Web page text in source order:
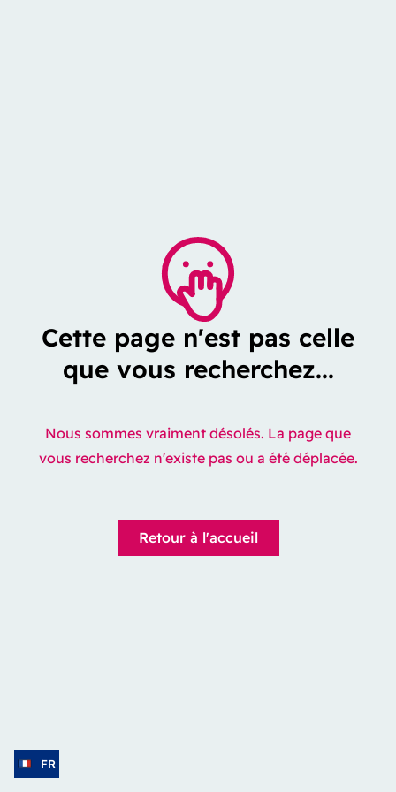
Cette page n'est pas celle
que vous recherchez...
Nous sommes vraiment désolés. La page que
vous recherchez n'existe pas ou a été déplacée.
Retour à l'accueil
FR